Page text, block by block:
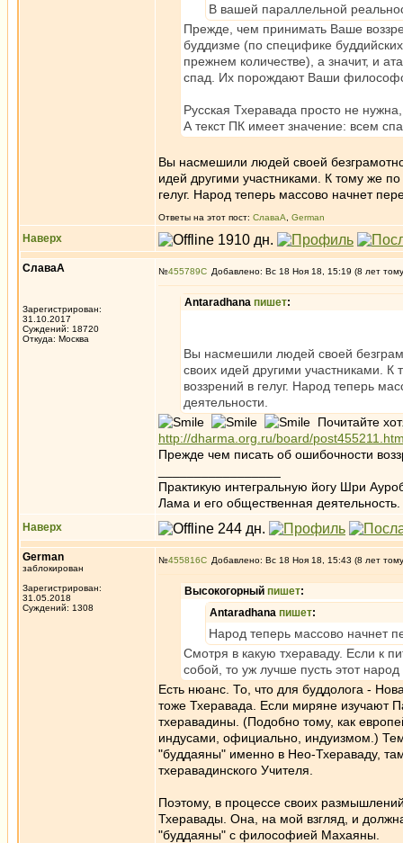
В вашей параллельной
Прежде, чем принимать Ваше
буддизме (по специфике
прежнем количестве), а значит, и
спад. Их порождают Ваши
Русская Тхеравада просто не
А текст ПК имеет значение: всем
Вы насмешили людей своей
идей другими участниками. К тому же
гелуг. Народ теперь массово начнет
Ответы на этот пост: СлаваА German
Наверх
СлаваА
Зарегистрирован:
31.10.2017
Суждений: 18720
Откуда: Москва
№455789 Добавлено: Вс 18 Ноя 18, 15:19 (8 лет
Antaradhana пишет:
Вы насмешили людей своей
своих идей другими участниками.
воззрений в гелуг. Народ теперь
деятельности.
Почитайте
http://dharma.org.ru/board/
Прежде чем писать об ошибочности
Практикую интегральную йогу Шри
Лама и его общественная деятельность.
Наверх
German
заблокирован
Зарегистрирован:
31.05.2018
Суждений: 1308
№455816 Добавлено: Вс 18 Ноя 18, 15:43 (8 лет
Высокогорный пишет:
Antaradhana пишет:
Народ теперь массово начнет
Смотря в какую тхераваду. Если к
собой, то уж лучше пусть этот
Есть нюанс. То, что для буддолога -
тоже Тхеравада. Если миряне изучают
тхеравадины. (Подобно тому, как
индусами, официально, индуизмом.) Тем
"буддаяны" именно в Нео-Тхераваду,
тхеравадинского Учителя.
Поэтому, в процессе своих
Тхеравады. Она, на мой взгляд, и
"буддаяны" с философией Махаяны.